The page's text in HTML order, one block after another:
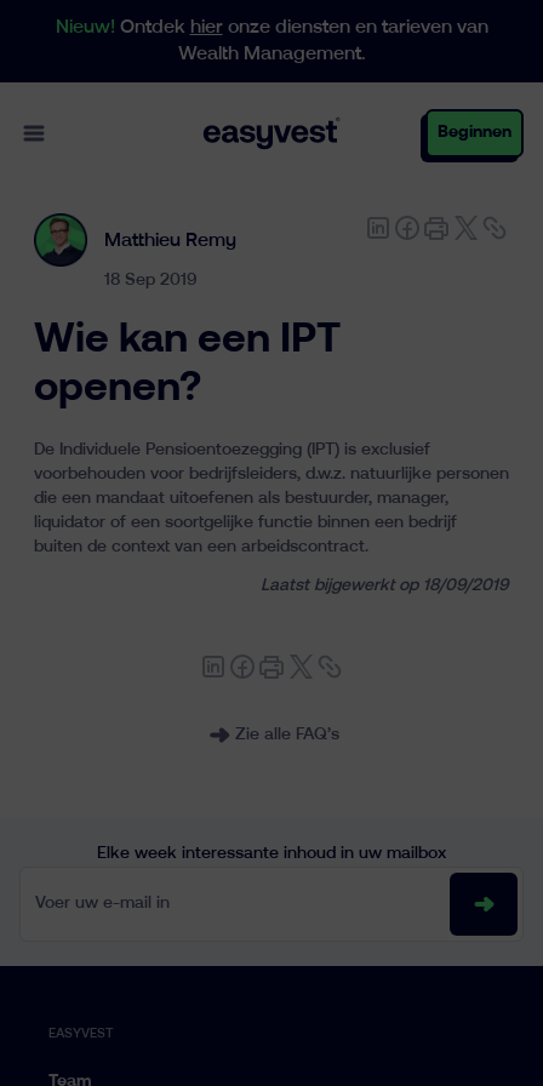
Nieuw! Ontdek hieronze diensten en tarieven van
Wealth Management.
Open main menu Beginnen
Particulieren
Business
Matthieu Remy
18 Sep 2019
Wie kan een IPT
openen?
De Individuele Pensioentoezegging (IPT) is exclusief
voorbehouden voor bedrijfsleiders, d.w.z. natuurlijke personen
die een mandaat uitoefenen als bestuurder, manager,
liquidator of een soortgelijke functie binnen een bedrijf
buiten de context van een arbeidscontract.
Laatst bijgewerkt op 18/09/2019
Zie alle FAQ’s
Elke week interessante inhoud in uw mailbox
EASYVEST
Team